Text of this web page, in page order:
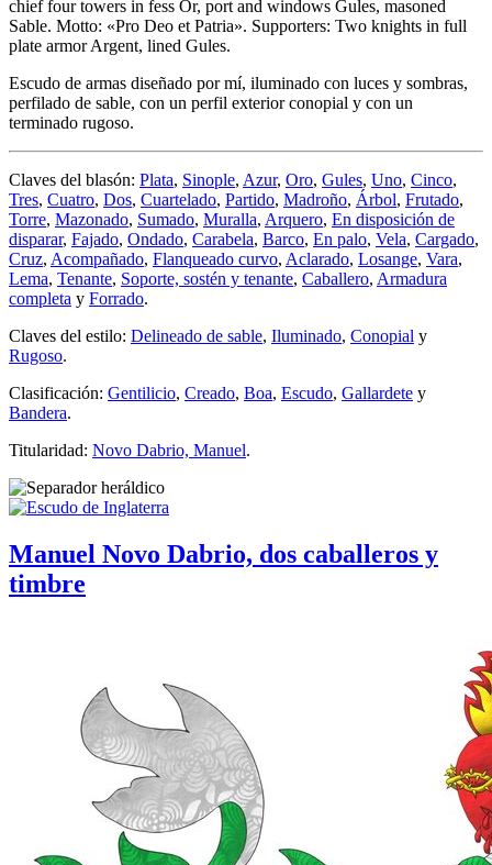
chief four towers in fess Or, port and windows Gules, masoned
Sable. Motto: «Pro Deo et Patria». Supporters: Two knights in full
plate armor Argent, lined Gules.
Escudo de armas diseñado por mí, iluminado con luces y sombras,
perfilado de sable, con un perfil exterior conopial y con un
terminado rugoso.
Claves del blasón: Plata, Sinople, Azur, Oro, Gules, Uno, Cinco,
Tres, Cuatro, Dos, Cuartelado, Partido, Madroño, Árbol, Frutado,
Torre, Mazonado, Sumado, Muralla, Arquero, En disposición de
disparar, Fajado, Ondado, Carabela, Barco, En palo, Vela, Cargado,
Cruz, Acompañado, Flanqueado curvo, Aclarado, Losange, Vara,
Lema, Tenante, Soporte, sostén y tenante, Caballero, Armadura
completa y Forrado.
Claves del estilo: Delineado de sable, Iluminado, Conopial y
Rugoso.
Clasificación: Gentilicio, Creado, Boa, Escudo, Gallardete y
Bandera.
Titularidad: Novo Dabrio, Manuel.
Manuel Novo Dabrio, dos caballeros y
timbre